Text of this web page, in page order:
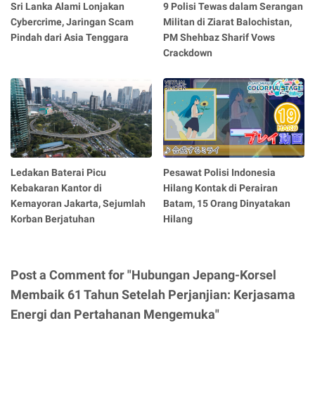
Sri Lanka Alami Lonjakan
Cybercrime, Jaringan Scam
Pindah dari Asia Tenggara
9 Polisi Tewas dalam Serangan
Militan di Ziarat Balochistan,
PM Shehbaz Sharif Vows
Crackdown
Ledakan Baterai Picu
Kebakaran Kantor di
Kemayoran Jakarta, Sejumlah
Korban Berjatuhan
Pesawat Polisi Indonesia
Hilang Kontak di Perairan
Batam, 15 Orang Dinyatakan
Hilang
Post a Comment for "Hubungan Jepang-Korsel
Membaik 61 Tahun Setelah Perjanjian: Kerjasama
Energi dan Pertahanan Mengemuka"